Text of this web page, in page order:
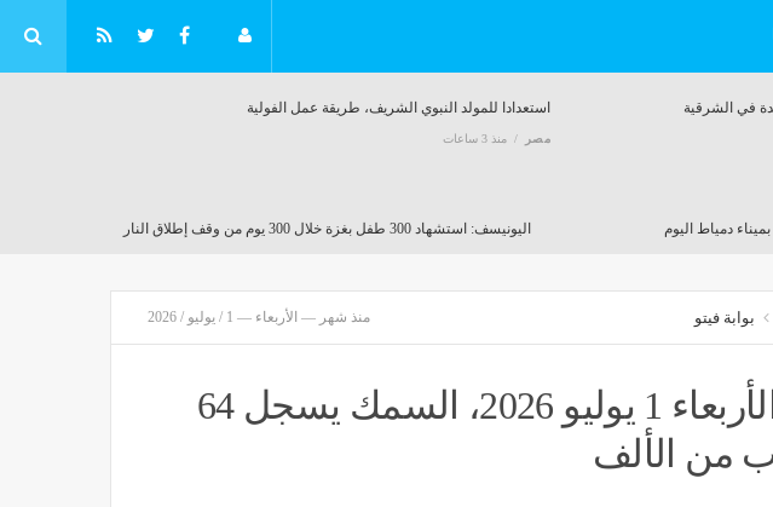
في الشرقية استعدادا للمولد النبوي الشريف، طريقة عمل الفولية
مصر منذ 3 ساعات
اليونيسف: استشهاد 300 طفل بغزة خلال 300 يوم من وقف إطلاق النار
"حبسته في أوضة" رسميا، ريال مدريد يعير فرانكو ماستانتونو إلى فيورنتينا حتى صيف 2027
بوابة فيتو منذ شهر — الأربعاء — 1 / يوليو / 2026
أسعار السمك اليوم الأربعاء 1 يوليو 2026، السمك يسجل 64
من الألف